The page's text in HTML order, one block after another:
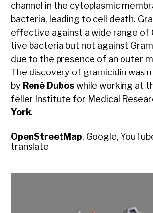
chan­nel in the cyto­plas­mic
bac­te­ria, lead­ing to cell death.
effec­tive against a wide range of
tive bac­te­ria but not against
due to the pres­ence of an out­er
The dis­cov­ery of gram­i­cidin was
by René Duboswhile work­ing at
feller Insti­tute for Med­ical
York.
OpenStreetMap, Google,
translate